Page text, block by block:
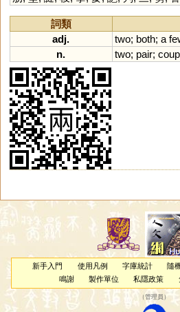
詞類
adj.
two; both; a
n.
two; pair;
新手入門 使用凡例 字庫統計 隨
鳴謝
製作單位 私隱政策
（管理員 ）